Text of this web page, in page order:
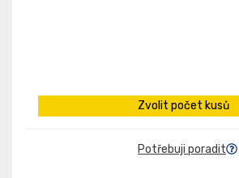
Zvolit počet kusů
Potřebuji poradit